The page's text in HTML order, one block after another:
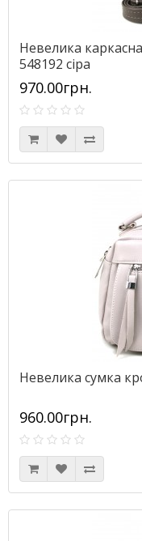
Невелика
548192 сіра
970.00грн.
Невелика сумка
960.00грн.